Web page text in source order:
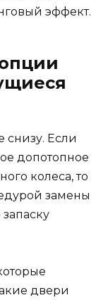
эффект.
снизу. Если
допотопное
колеса, то
замены
двери